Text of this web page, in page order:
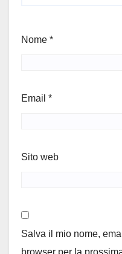
Nome *
Email *
Sito web
Salva il mio nome,
browser per la